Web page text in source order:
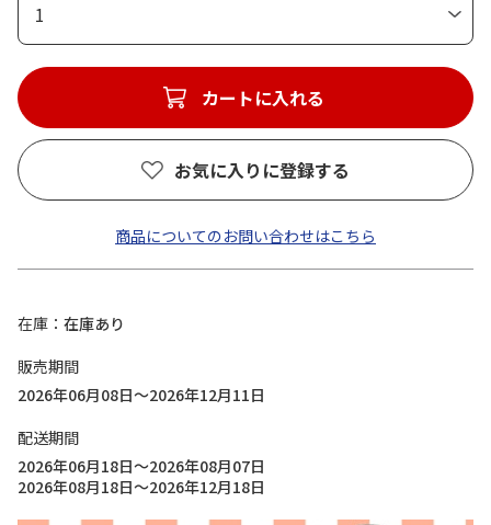
1
カートに入れる
お気に入りに登録する
商品についてのお問い合わせはこちら
在庫
在庫あり
販売期間
2026年06月08日～2026年12月11日
配送期間
2026年06月18日～2026年08月07日
2026年08月18日～2026年12月18日